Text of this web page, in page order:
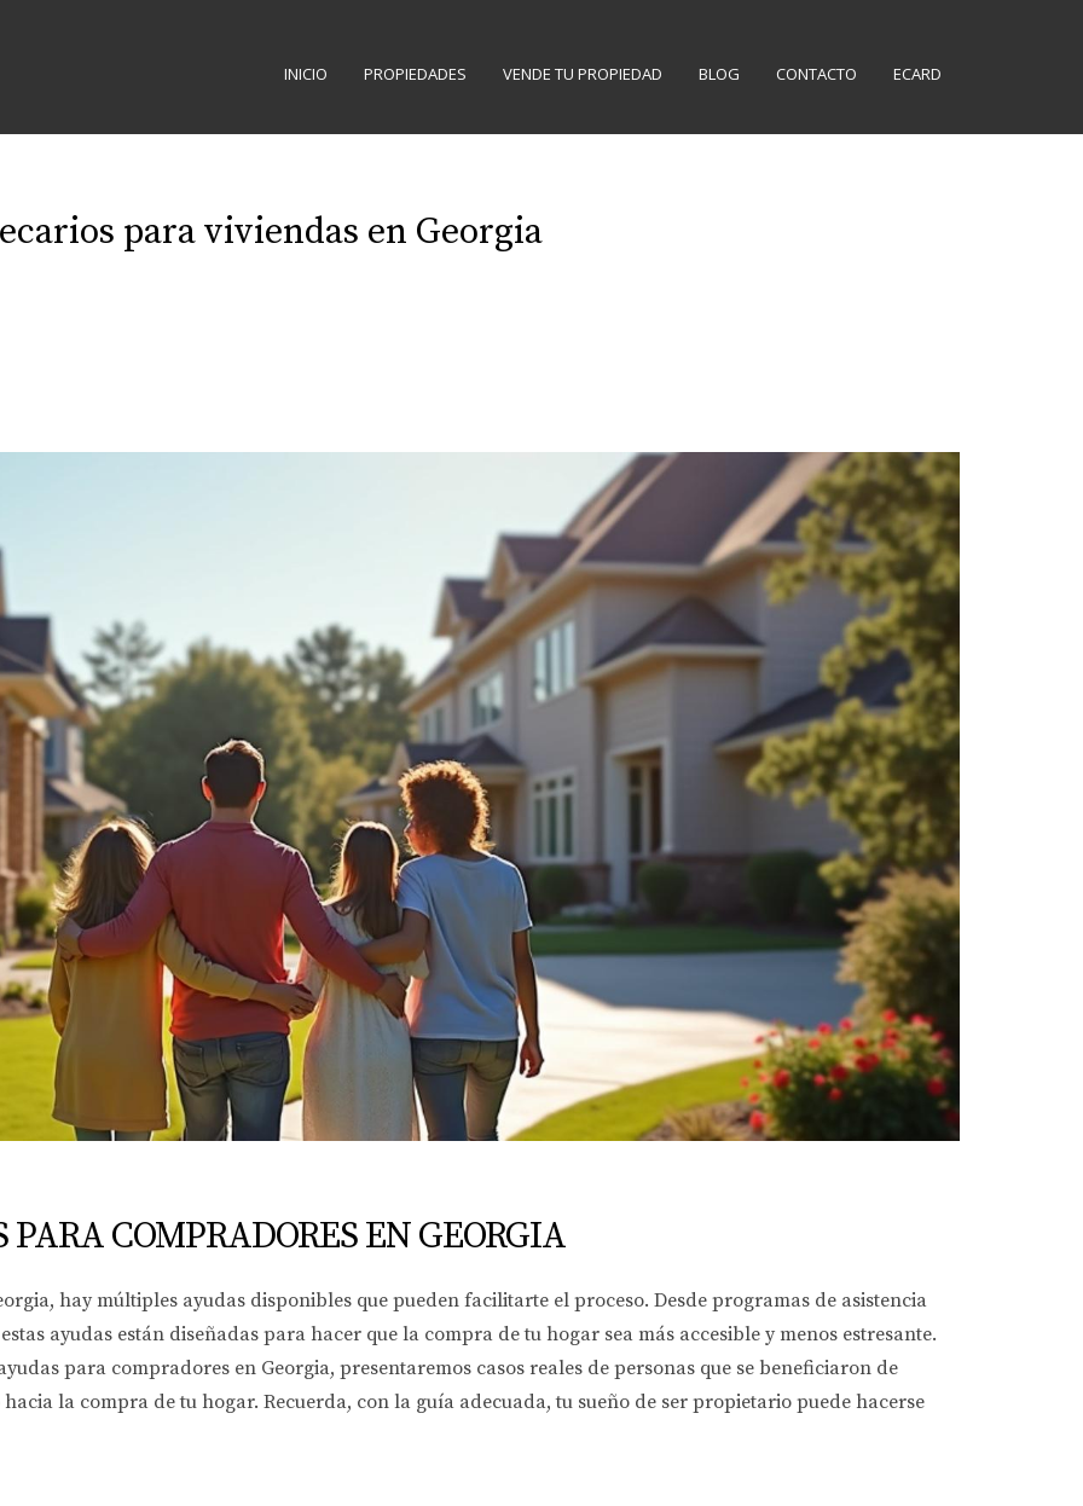
INICIO PROPIEDADES VENDE TU PROPIEDAD BLOG CONTACTO ECARD
para viviendas en Georgia
PARA COMPRADORES EN GEORGIA
hay múltiples ayudas disponibles que pueden facilitarte el proceso. Desde programas de asistencia
ayudas están diseñadas para hacer que la compra de tu hogar sea más accesible y menos estresante.
para compradores en Georgia, presentaremos casos reales de personas que se beneficiaron de
la compra de tu hogar. Recuerda, con la guía adecuada, tu sueño de ser propietario puede hacerse